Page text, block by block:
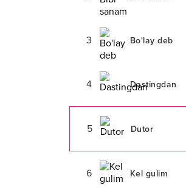
3 Bo'lay deb
4 Dastingdan
5 Dutor
6 Kel gulim